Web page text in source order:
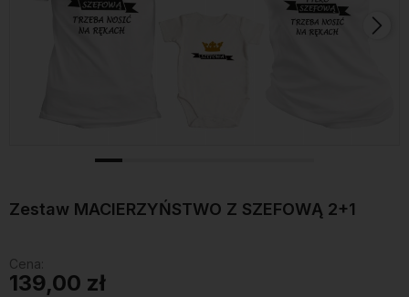
Zestaw MACIERZYŃSTWO Z SZEFOWĄ 2+1
Cena:
139,00 zł